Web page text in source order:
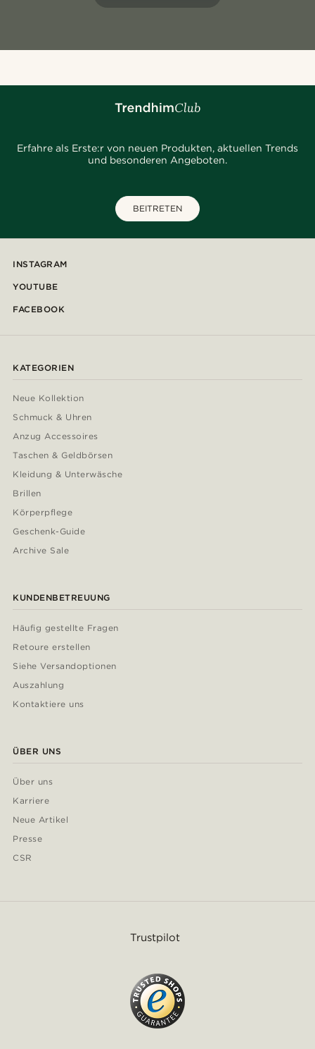
Erfahre als Erste:r von neuen Produkten, aktuellen Trends
und besonderen Angeboten.
BEITRETEN
INSTAGRAM
YOUTUBE
FACEBOOK
KATEGORIEN
Neue Kollektion
Schmuck & Uhren
Anzug Accessoires
Taschen & Geldbörsen
Kleidung & Unterwäsche
Brillen
Körperpflege
Geschenk-Guide
Archive Sale
KUNDENBETREUUNG
Häufig gestellte Fragen
Retoure erstellen
Siehe Versandoptionen
Auszahlung
Kontaktiere uns
ÜBER UNS
Über uns
Karriere
Neue Artikel
Presse
CSR
Trustpilot